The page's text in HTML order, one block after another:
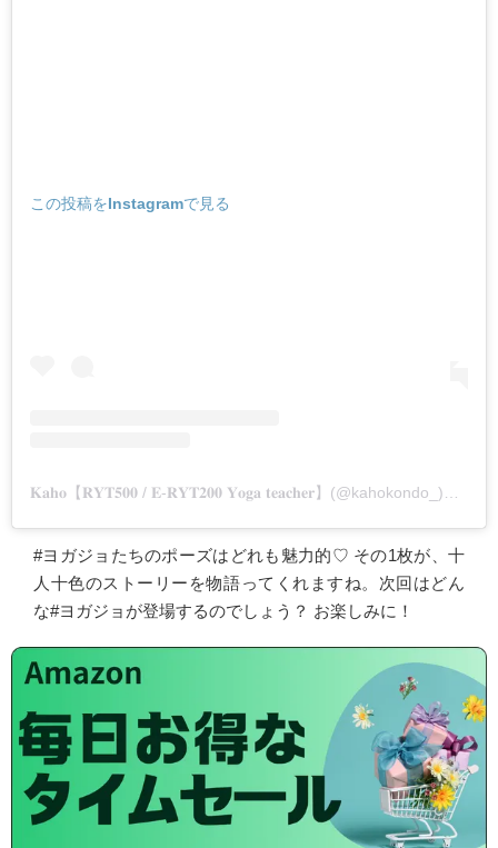
この投稿をInstagramで見る
#ヨガジョたちのポーズはどれも魅力的♡ その1枚が、十
人十色のストーリーを物語ってくれますね。次回はどん
な#ヨガジョが登場するのでしょう？ お楽しみに！